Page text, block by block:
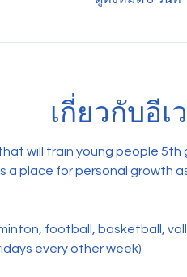
เกี่ยวกับอีเ
will train young people
a place for personal growth
football, basketball,
every other week)